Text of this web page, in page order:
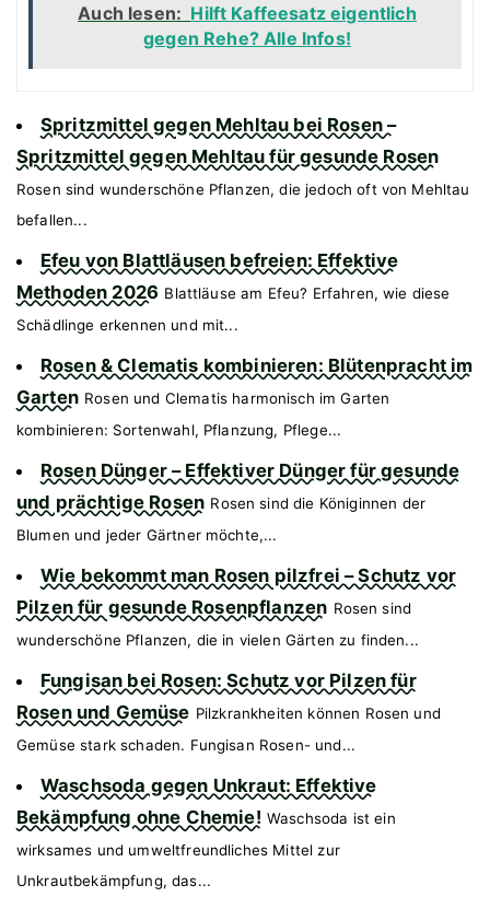
Auch lesen: Hilft Kaffeesatz eigentlich
gegen Rehe? Alle Infos!
Spritzmittel gegen Mehltau bei Rosen –
Spritzmittel gegen Mehltau für gesunde Rosen
Rosen sind wunderschöne Pflanzen, die jedoch oft von Mehltau
befallen...
Efeu von Blattläusen befreien: Effektive
Methoden 2026 Blattläuse am Efeu? Erfahren, wie diese
Schädlinge erkennen und mit...
Rosen & Clematis kombinieren: Blütenpracht im
Garten Rosen und Clematis harmonisch im Garten
kombinieren: Sortenwahl, Pflanzung, Pflege...
Rosen Dünger – Effektiver Dünger für gesunde
und prächtige Rosen Rosen sind die Königinnen der
Blumen und jeder Gärtner möchte,...
Wie bekommt man Rosen pilzfrei – Schutz vor
Pilzen für gesunde Rosenpflanzen Rosen sind
wunderschöne Pflanzen, die in vielen Gärten zu finden...
Fungisan bei Rosen: Schutz vor Pilzen für
Rosen und Gemüse Pilzkrankheiten können Rosen und
Gemüse stark schaden. Fungisan Rosen- und...
Waschsoda gegen Unkraut: Effektive
Bekämpfung ohne Chemie! Waschsoda ist ein
wirksames und umweltfreundliches Mittel zur
Unkrautbekämpfung, das...